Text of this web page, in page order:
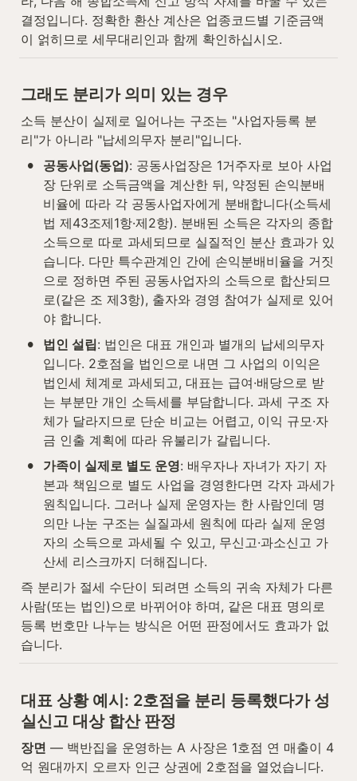
결정입니다. 정확한 환산 계산은 업종코드별 기준금액
이 얽히므로 세무대리인과 함께 확인하십시오.
그래도 분리가 의미 있는 경우
소득 분산이 실제로 일어나는 구조는 "사업자등록 분
리"가 아니라 "납세의무자 분리"입니다.
• 공동사업(동업): 공동사업장은 1거주자로 보아 사업
장 단위로 소득금액을 계산한 뒤, 약정된 손익분배
비율에 따라 각 공동사업자에게 분배합니다(소득세
법 제43조제1항·제2항). 분배된 소득은 각자의 종합
소득으로 따로 과세되므로 실질적인 분산 효과가 있
습니다. 다만 특수관계인 간에 손익분배비율을 거짓
으로 정하면 주된 공동사업자의 소득으로 합산되므
로(같은 조 제3항), 출자와 경영 참여가 실제로 있어
야 합니다.
• 법인 설립: 법인은 대표 개인과 별개의 납세의무자
입니다. 2호점을 법인으로 내면 그 사업의 이익은
법인세 체계로 과세되고, 대표는 급여·배당으로 받
는 부분만 개인 소득세를 부담합니다. 과세 구조 자
체가 달라지므로 단순 비교는 어렵고, 이익 규모·자
금 인출 계획에 따라 유불리가 갈립니다.
• 가족이 실제로 별도 운영: 배우자나 자녀가 자기 자
본과 책임으로 별도 사업을 경영한다면 각자 과세가
원칙입니다. 그러나 실제 운영자는 한 사람인데 명
의만 나눈 구조는 실질과세 원칙에 따라 실제 운영
자의 소득으로 과세될 수 있고, 무신고·과소신고 가
산세 리스크까지 더해집니다.
즉 분리가 절세 수단이 되려면 소득의 귀속 자체가 다른
사람(또는 법인)으로 바뀌어야 하며, 같은 대표 명의로
등록 번호만 나누는 방식은 어떤 판정에서도 효과가 없
습니다.
대표 상황 예시: 2호점을 분리 등록했다가 성
실신고 대상 합산 판정
장면 — 백반집을 운영하는 A 사장은 1호점 연 매출이 4
억 원대까지 오르자 인근 상권에 2호점을 열었습니다.